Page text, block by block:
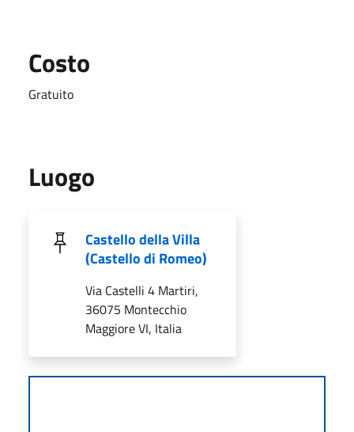
Costo
Gratuito
Luogo
Castello della Villa
(Castello di Romeo)
Via Castelli 4 Martiri,
36075 Montecchio
Maggiore VI, Italia